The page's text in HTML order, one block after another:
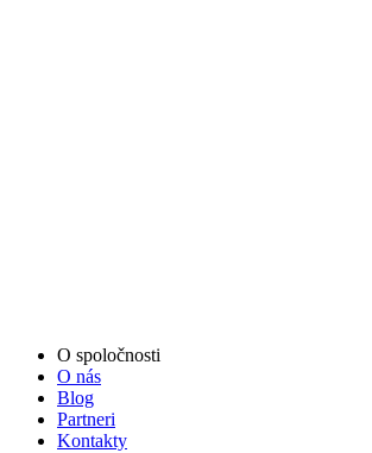
O spoločnosti
O nás
Blog
Partneri
Kontakty